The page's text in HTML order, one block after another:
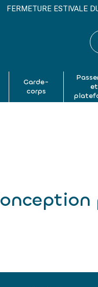
FERMETURE ESTIVALE
Garde-
corps
et